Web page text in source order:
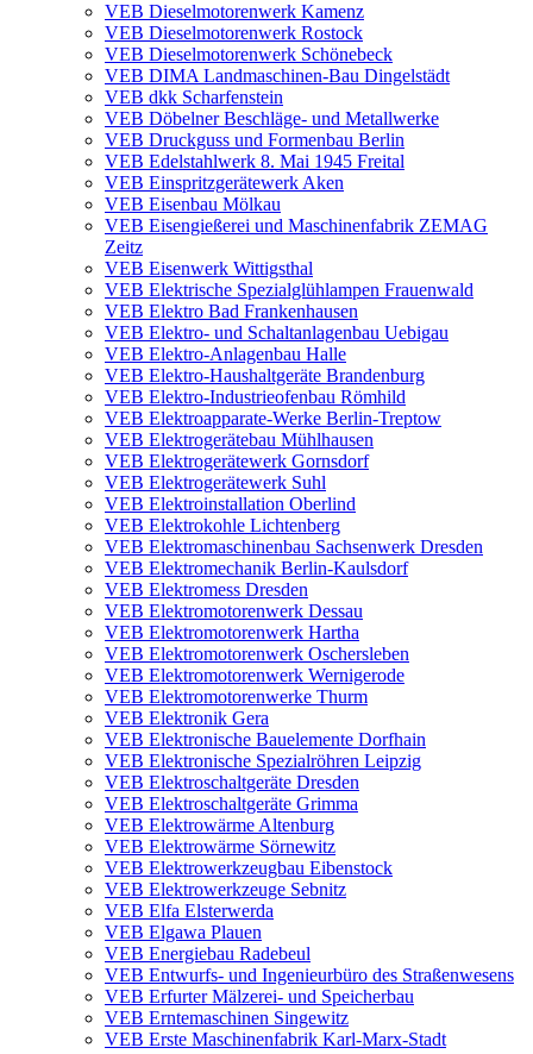
VEB Dieselmotorenwerk Kamenz
VEB Dieselmotorenwerk Rostock
VEB Dieselmotorenwerk Schönebeck
VEB DIMA Landmaschinen-Bau Dingelstädt
VEB dkk Scharfenstein
VEB Döbelner Beschläge- und Metallwerke
VEB Druckguss und Formenbau Berlin
VEB Edelstahlwerk 8. Mai 1945 Freital
VEB Einspritzgerätewerk Aken
VEB Eisenbau Mölkau
VEB Eisengießerei und Maschinenfabrik ZEMAG
Zeitz
VEB Eisenwerk Wittigsthal
VEB Elektrische Spezialglühlampen Frauenwald
VEB Elektro Bad Frankenhausen
VEB Elektro- und Schaltanlagenbau Uebigau
VEB Elektro-Anlagenbau Halle
VEB Elektro-Haushaltgeräte Brandenburg
VEB Elektro-Industrieofenbau Römhild
VEB Elektroapparate-Werke Berlin-Treptow
VEB Elektrogerätebau Mühlhausen
VEB Elektrogerätewerk Gornsdorf
VEB Elektrogerätewerk Suhl
VEB Elektroinstallation Oberlind
VEB Elektrokohle Lichtenberg
VEB Elektromaschinenbau Sachsenwerk Dresden
VEB Elektromechanik Berlin-Kaulsdorf
VEB Elektromess Dresden
VEB Elektromotorenwerk Dessau
VEB Elektromotorenwerk Hartha
VEB Elektromotorenwerk Oschersleben
VEB Elektromotorenwerk Wernigerode
VEB Elektromotorenwerke Thurm
VEB Elektronik Gera
VEB Elektronische Bauelemente Dorfhain
VEB Elektronische Spezialröhren Leipzig
VEB Elektroschaltgeräte Dresden
VEB Elektroschaltgeräte Grimma
VEB Elektrowärme Altenburg
VEB Elektrowärme Sörnewitz
VEB Elektrowerkzeugbau Eibenstock
VEB Elektrowerkzeuge Sebnitz
VEB Elfa Elsterwerda
VEB Elgawa Plauen
VEB Energiebau Radebeul
VEB Entwurfs- und Ingenieurbüro des Straßenwesens
VEB Erfurter Mälzerei- und Speicherbau
VEB Erntemaschinen Singewitz
VEB Erste Maschinenfabrik Karl-Marx-Stadt